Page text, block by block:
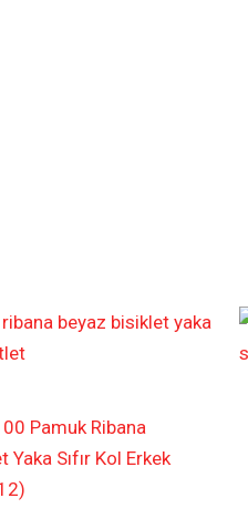
Pamuk Ribana
Yaka Sıfır Kol Erkek